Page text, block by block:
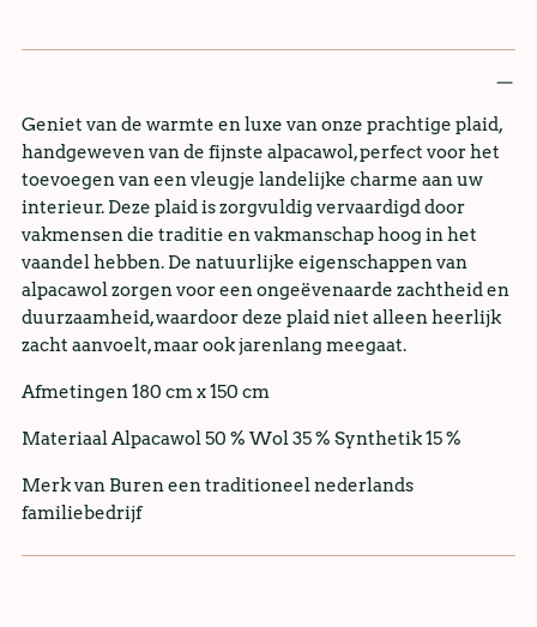
Geniet van de warmte en luxe van onze prachtige plaid,
handgeweven van de fijnste alpacawol, perfect voor het
toevoegen van een vleugje landelijke charme aan uw
interieur. Deze plaid is zorgvuldig vervaardigd door
vakmensen die traditie en vakmanschap hoog in het
vaandel hebben. De natuurlijke eigenschappen van
alpacawol zorgen voor een ongeëvenaarde zachtheid en
duurzaamheid, waardoor deze plaid niet alleen heerlijk
zacht aanvoelt, maar ook jarenlang meegaat.
Afmetingen 180 cm x 150 cm
Materiaal Alpacawol 50 % Wol 35 % Synthetik 15 %
Merk van Buren een traditioneel nederlands
familiebedrijf